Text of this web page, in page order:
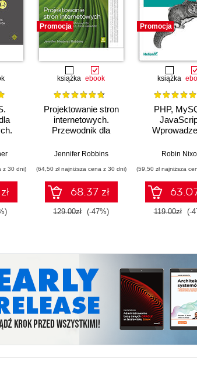
z 30 dni)
Promocja
książka ebook
Projektowanie stron
internetowych.
Przewodnik dla
webmasterów po
grafice. Wydanie V
Jennifer Robbins
(64,50 zł najniższa cena z 30 dni)
68.37 zł
129.00zł (-47%)
Promocja
książka
PHP,
Robin
(59,50 zł najniższa
119.00zł (-